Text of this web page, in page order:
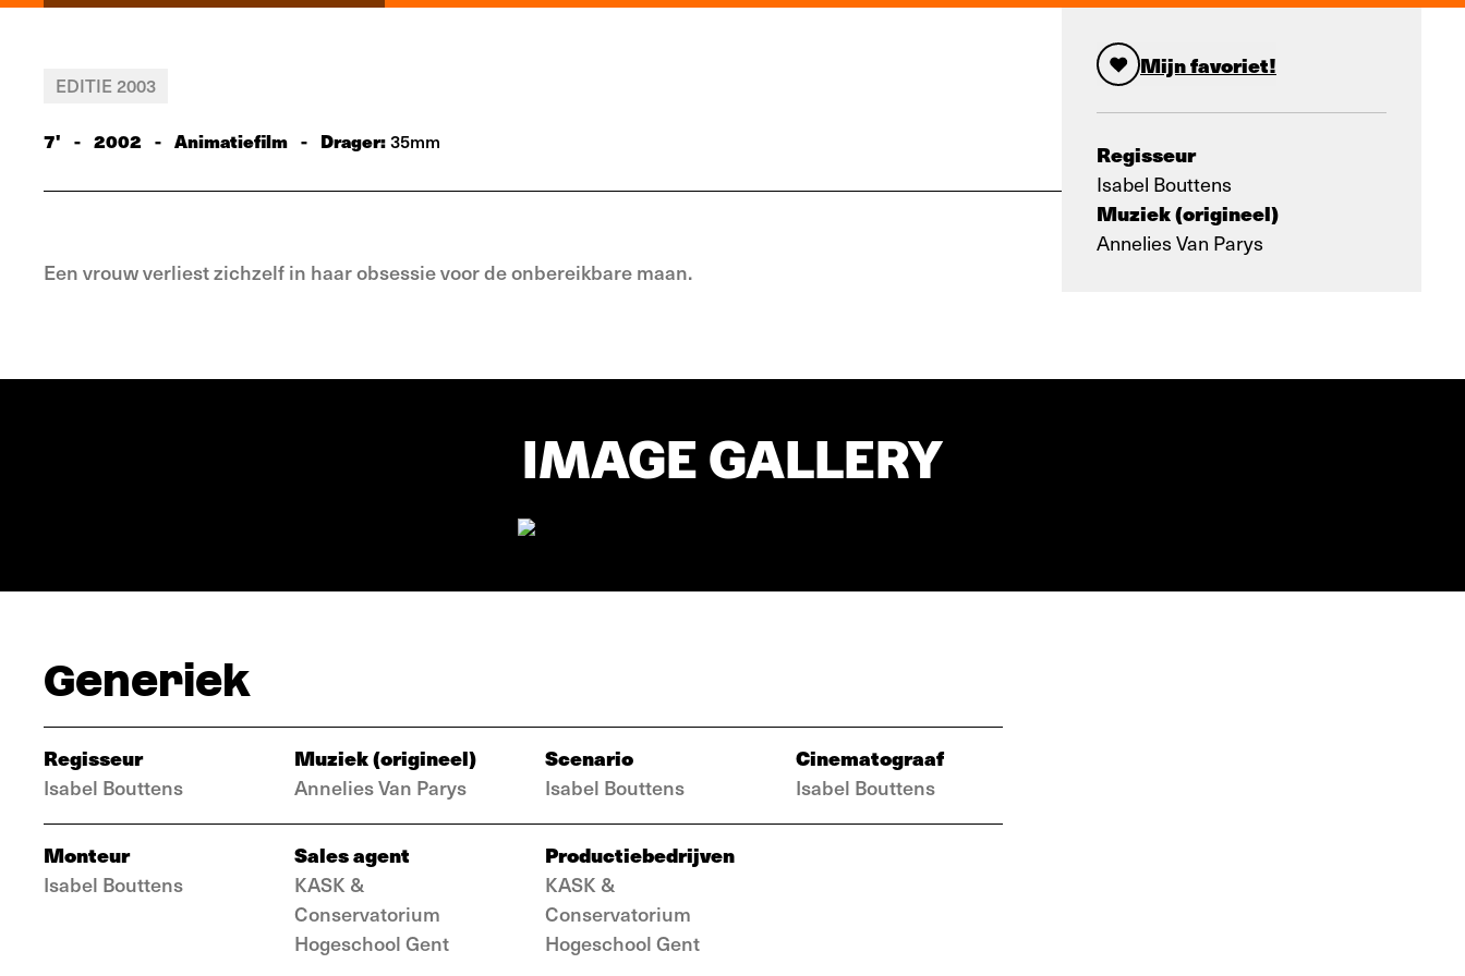
Mijn favoriet!
Regisseur
Isabel Bouttens
Muziek (origineel)
Annelies Van Parys
EDITIE 2003
7' - 2002 - Animatiefilm - Drager:35mm
Een vrouw verliest zichzelf in haar obsessie voor de onbereikbare maan.
IMAGE GALLERY
Generiek
Regisseur
Isabel Bouttens
Muziek (origineel)
Annelies Van Parys
Scenario
Isabel Bouttens
Cinematograaf
Isabel Bouttens
Monteur
Isabel Bouttens
Sales agent
KASK &
Conservatorium
Hogeschool Gent
Productiebedrijven
KASK &
Conservatorium
Hogeschool Gent